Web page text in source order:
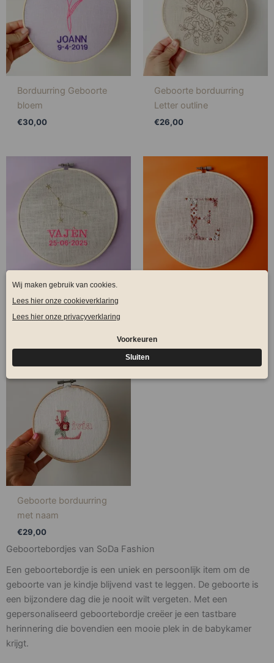
Borduurring Geboorte
bloem
€30,00
Geboorte borduurring
Letter outline
€26,00
Geboorte borduurring
Geboorte borduurring
met naam
€29,00
Geboortebordjes van SoDa Fashion
Een geboortebordje is een uniek en persoonlijk item om de
geboorte van je kindje blijvend vast te leggen. De geboorte is
een bijzondere dag die je nooit wilt vergeten. Met een
gepersonaliseerd geboortebordje creëer je een tastbare
herinnering die bovendien een mooie plek in de babykamer
krijgt.